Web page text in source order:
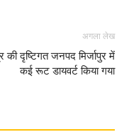
अगला लेख
की दृष्टिगत जनपद मिर्जापुर में
कई रूट डायवर्ट किया गया